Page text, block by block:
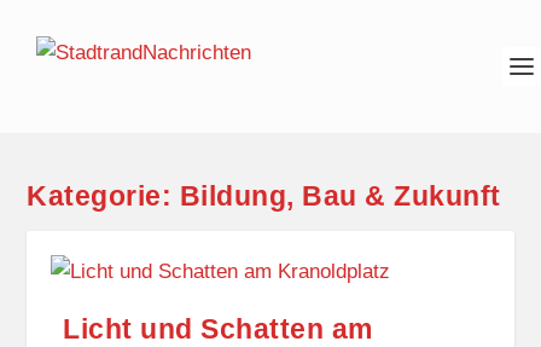
Kategorie: Bildung, Bau & Zukunft
Licht und Schatten am